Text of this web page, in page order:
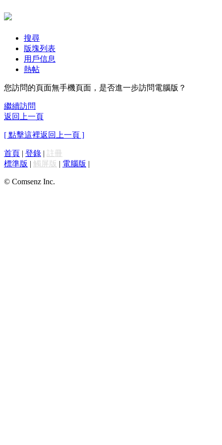
搜尋
版塊列表
用戶信息
熱帖
您訪問的頁面無手機頁面，是否進一步訪問電腦版？
繼續訪問
返回上一頁
[ 點擊這裡返回上一頁 ]
首頁 | 登錄 | 註冊
標準版 | 觸屏版 | 電腦版 |
© Comsenz Inc.